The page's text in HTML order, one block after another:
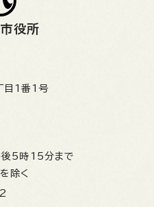
役所
目1番1号
5時15分まで
除く